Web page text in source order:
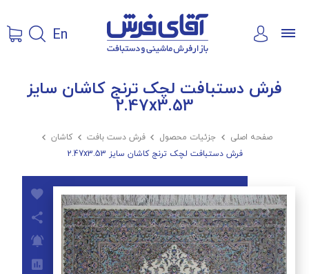
En
فرش دستبافت لچک ترنج کاشان سایز
2.47x3.53
صفحه اصلی  جزئیات محصول  فرش دست بافت  کاشان 
فرش دستبافت لچک ترنج کاشان سایز 2.47x3.53